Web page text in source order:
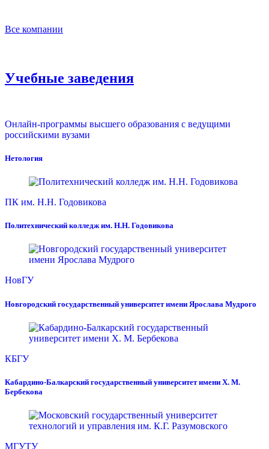
Все компании
Учебные заведения
Онлайн-программы высшего образования с ведущими
российскими вузами
Нетология
ПК им. Н.Н. Годовикова
Политехнический колледж им. Н.Н. Годовикова
НовГУ
Новгородский государственный университет имени Ярослава Мудрого
КБГУ
Кабардино-Балкарский государственный университет имени Х. М.
Бербекова
МГУТУ